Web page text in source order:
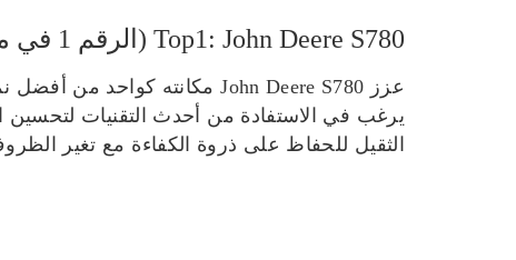
Top1: John Deere S780 (الرقم 1 في مبيعات الولايات المتحدة)
يرغب في الاستفادة من أحدث التقنيات لتحسين
الثقيل للحفاظ على ذروة الكفاءة مع تغير